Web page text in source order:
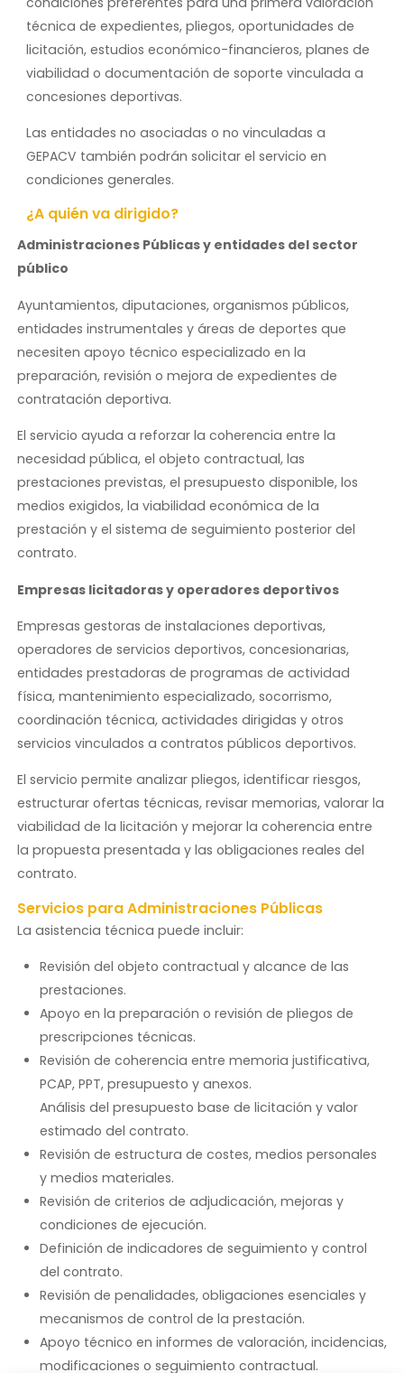
técnica de expedientes, pliegos, oportunidades de
licitación, estudios económico-financieros, planes de
viabilidad o documentación de soporte vinculada a
concesiones deportivas.
Las entidades no asociadas o no vinculadas a
GEPACV también podrán solicitar el servicio en
condiciones generales.
¿A quién va dirigido?
Administraciones Públicas y entidades del sector
público
Ayuntamientos, diputaciones, organismos públicos,
entidades instrumentales y áreas de deportes que
necesiten apoyo técnico especializado en la
preparación, revisión o mejora de expedientes de
contratación deportiva.
El servicio ayuda a reforzar la coherencia entre la
necesidad pública, el objeto contractual, las
prestaciones previstas, el presupuesto disponible, los
medios exigidos, la viabilidad económica de la
prestación y el sistema de seguimiento posterior del
contrato.
Empresas licitadoras y operadores deportivos
Empresas gestoras de instalaciones deportivas,
operadores de servicios deportivos, concesionarias,
entidades prestadoras de programas de actividad
física, mantenimiento especializado, socorrismo,
coordinación técnica, actividades dirigidas y otros
servicios vinculados a contratos públicos deportivos.
El servicio permite analizar pliegos, identificar riesgos,
estructurar ofertas técnicas, revisar memorias, valorar la
viabilidad de la licitación y mejorar la coherencia entre
la propuesta presentada y las obligaciones reales del
contrato.
Servicios para Administraciones Públicas
La asistencia técnica puede incluir:
Revisión del objeto contractual y alcance de las
prestaciones.
Apoyo en la preparación o revisión de pliegos de
prescripciones técnicas.
Revisión de coherencia entre memoria justificativa,
PCAP, PPT, presupuesto y anexos.
Análisis del presupuesto base de licitación y valor
estimado del contrato.
Revisión de estructura de costes, medios personales
y medios materiales.
Revisión de criterios de adjudicación, mejoras y
condiciones de ejecución.
Definición de indicadores de seguimiento y control
del contrato.
Revisión de penalidades, obligaciones esenciales y
mecanismos de control de la prestación.
Apoyo técnico en informes de valoración, incidencias,
modificaciones o seguimiento contractual.